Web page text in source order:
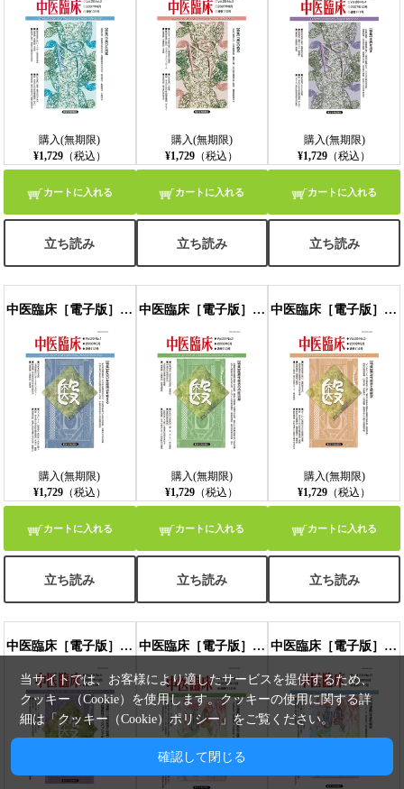
購入(無期限)
¥1,729（税込）
カートに入れる
立ち読み
購入(無期限)
¥1,729 （税込）
カートに入れる
立ち読み
購入(無期限)
¥1,729 （税込）
カートに入れる
立ち読み
中医臨床［電子版］通巻112号
購入(無期限)
¥1,729（税込）
カートに入れる
立ち読み
中医臨床［電子版］通巻113号
購入(無期限)
¥1,729 （税込）
カートに入れる
立ち読み
中医臨床［電子版］通巻114号
購入(無期限)
¥1,729 （税込）
カートに入れる
立ち読み
中医臨床［電子版］通巻115号 中医臨床［電子版］通巻116号 中医臨床［電子版］通巻117号
当サイトでは、お客様により適したサービスを提供するため、
クッキー（Cookie）を使用します。クッキーの使用に関する詳
細は「クッキー（Cookie）ポリシー」をご覧ください。
確認して閉じる